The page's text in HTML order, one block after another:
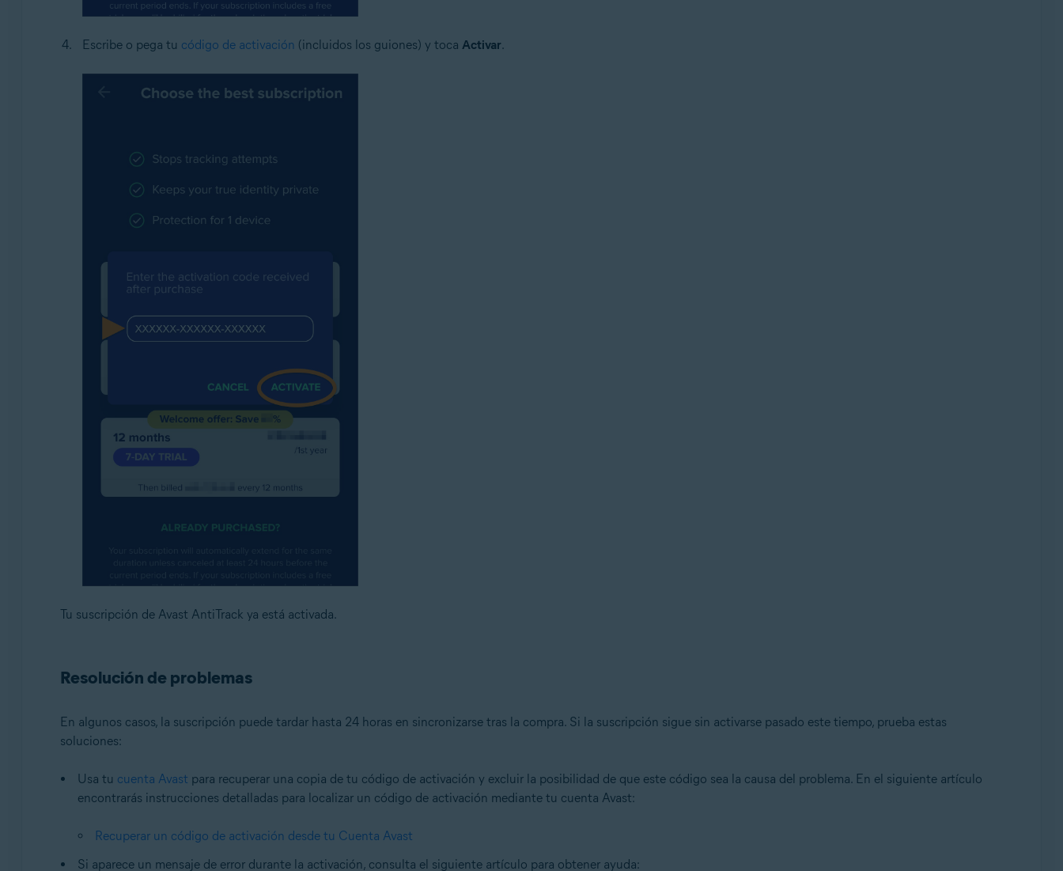
Escribe o pega tu código de activación (incluidos los guiones) y toca Activar.
Tu suscripción de Avast AntiTrack ya está activada.
Resolución de problemas
En algunos casos, la suscripción puede tardar hasta 24 horas en sincronizarse tras la compra. Si la suscripción sigue sin activarse pasado este tiempo, prueba estas
soluciones:
Usa tu cuenta Avast para recuperar una copia de tu código de activación y excluir la posibilidad de que este código sea la causa del problema. En el siguiente artículo
encontrarás instrucciones detalladas para localizar un código de activación mediante tu cuenta Avast:
Recuperar un código de activación desde tu Cuenta Avast
Si aparece un mensaje de error durante la activación, consulta el siguiente artículo para obtener ayuda: